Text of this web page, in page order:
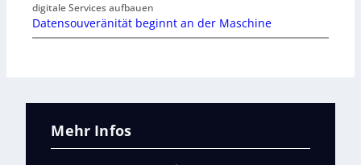
digitale Services aufbauen
Datensouveränität beginnt an der Maschine
Mehr Infos